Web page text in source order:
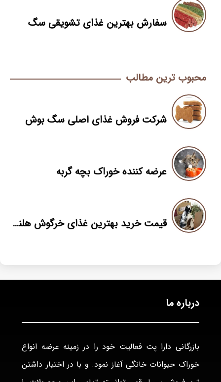
سفارش بهترین غذای تشویقی سگ
محبوب ترین مطالب
شرکت فروش غذای اصلی سگ بوش
عرضه کننده خوراک بچه گربه
قیمت خرید بهترین غذای خرگوش هلندی
درباره ما
بازرگانی دارا پت فعاليت خود را در زمينه عرضه انواع
خوراک حيوانات خانگی آغاز نمود. و با در اختيار داشتن